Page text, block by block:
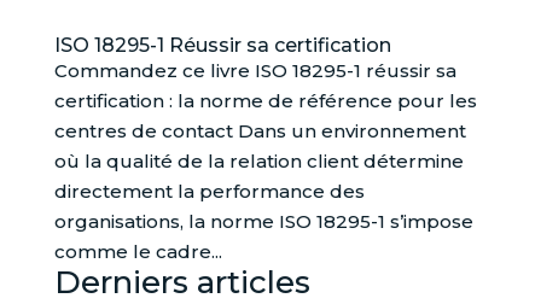
ISO 18295-1 Réussir sa certification
Commandez ce livre ISO 18295-1 réussir sa
certification : la norme de référence pour les
centres de contact Dans un environnement
où la qualité de la relation client détermine
directement la performance des
organisations, la norme ISO 18295-1 s’impose
comme le cadre...
Derniers articles